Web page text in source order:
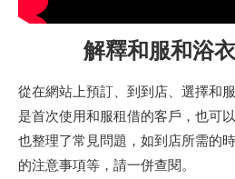
解釋和服和浴
從在網站上預訂、到到店、選擇和
是首次使用和服租借的客戶，也可
也整理了常見問題，如到店所需的
的注意事項等，請一併查閱。